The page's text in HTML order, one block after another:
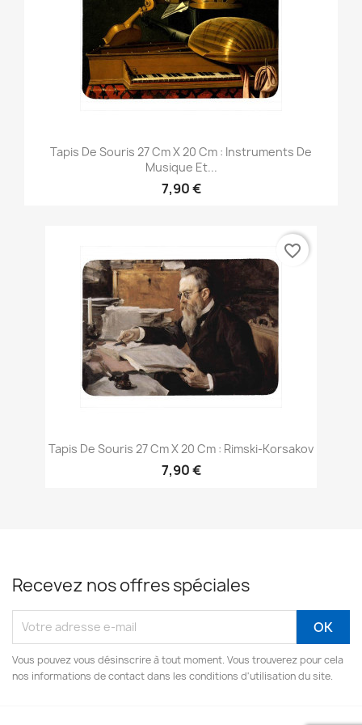
Tapis De Souris 27 Cm X 20 Cm : Instruments De
Musique Et...
7,90 €
Tapis De Souris 27 Cm X 20 Cm : Rimski-Korsakov
7,90 €
favorite_border
Recevez nos offres spéciales
Vous pouvez vous désinscrire à tout moment. Vous trouverez pour cela
nos informations de contact dans les conditions d'utilisation du site.